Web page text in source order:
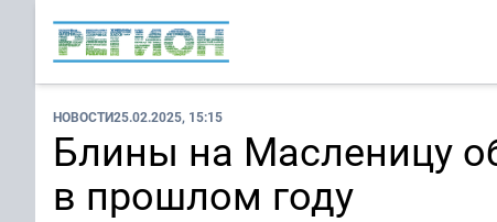
НОВОСТИ25.02.2025, 15:15
Блины на Масленицу
в прошлом году